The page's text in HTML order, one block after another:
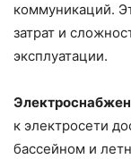
коммуникаций.
затрат и
эксплуатации.
к электросети
бассейном и